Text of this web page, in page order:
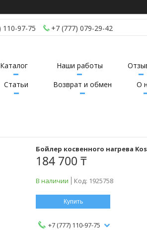
110-97-75 +7 (777) 079-29-42
Каталог Наши работы
Статьи Возврат и обмен О
Бойлер косвенного нагрева
184 700 ₸
В наличии Код: 1925758
Купить
+7 (777) 110-97-75